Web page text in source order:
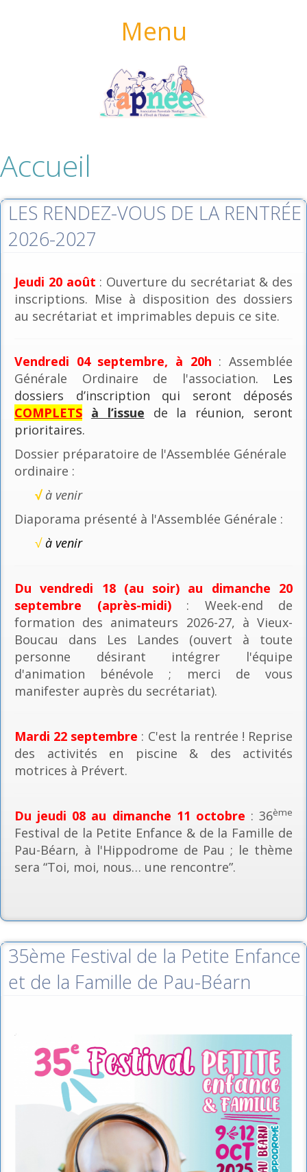
Menu
Accueil
LES RENDEZ-VOUS DE LA RENTRÉE
2026-2027
Jeudi 20 août : Ouverture du secrétariat & des
inscriptions. Mise à disposition des dossiers
au secrétariat et imprimables depuis ce site.
Vendredi 04 septembre, à 20h : Assemblée
Générale Ordinaire de l'association. Les
dossiers d’inscription qui seront déposés
COMPLETS à l’issue de la réunion, seront
prioritaires.
Dossier préparatoire de l'Assemblée Générale
ordinaire :
√ à venir
Diaporama présenté à l'Assemblée Générale :
√à venir
Du vendredi 18 (au soir) au dimanche 20
septembre (après-midi): Week-end de
formation des animateurs 2026-27, à Vieux-
Boucau dans Les Landes (ouvert à toute
personne désirant intégrer l'équipe
d'animation bénévole ; merci de vous
manifester auprès du secrétariat).
Mardi 22 septembre : C'est la rentrée ! Reprise
des activités en piscine & des activités
motrices à Prévert.
Du jeudi 08 au dimanche 11 octobre : 36ème
Festival de la Petite Enfance & de la Famille de
Pau-Béarn, à l'Hippodrome de Pau ; le thème
sera “Toi, moi, nous… une rencontre”.
35ème Festival de la Petite Enfance
et de la Famille de Pau-Béarn